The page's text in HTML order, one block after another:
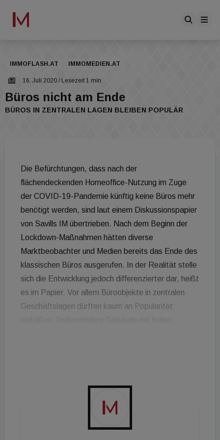
IMMOFLASH.AT IMMOMEDIEN.AT
16. Juli 2020 / Lesezeit 1 min
Büros nicht am Ende
BÜROS IN ZENTRALEN LAGEN BLEIBEN POPULÄR
Die Befürchtungen, dass nach der
flächendeckenden Homeoffice-Nutzung im Zuge
der COVID-19-Pandemie künftig keine Büros mehr
benötigt werden, sind laut einem Diskussionspapier
von Savills IM übertrieben. Nach dem Beginn der
Lockdown-Maßnahmen hätten diverse
Marktbeobachter und Medien bereits das Ende des
klassischen Büros ausgerufen. In der Realität stelle
sich die Entwicklung jedoch differenzierter dar, heißt
es im Papier. Vor allem Büroobjekte in zentralen
Geschäftslagen dürften kaum an Popularität
Arbeiten von zu Hause für viele Unternehmen und
Berufe möglich ist. Dennoch hätten internationale
Umfragen ergeben, dass nur eine Minderheit der
Arbeitnehmer/innen vollständig von zu Hause aus